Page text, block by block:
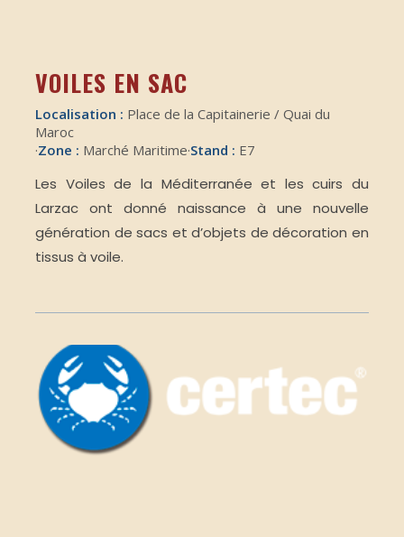
VOILES EN SAC
Localisation : Place de la Capitainerie / Quai du
Maroc
·Zone : Marché Maritime·Stand : E7
Les Voiles de la Méditerranée et les cuirs du
Larzac ont donné naissance à une nouvelle
génération de sacs et d’objets de décoration en
tissus à voile.